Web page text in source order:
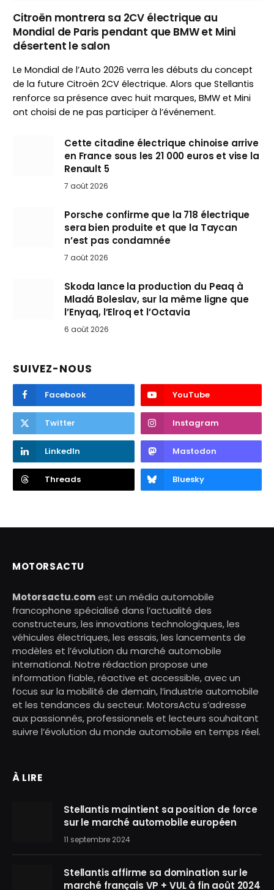
Citroën montrera sa 2CV électrique au
Mondial de Paris pendant que BMW et Mini
désertent le salon
Le Mondial de l’Auto 2026 verra les débuts du concept
de la future Citroën 2CV électrique. Alors que Stellantis
renforce sa présence avec huit marques, BMW et Mini
ont choisi de ne pas participer à l’événement.
Cette citadine électrique chinoise arrive
en France sous les 21 000 euros et vise la
Renault 5
7 août 2026
Porsche confirme que la 718 électrique
sera bien produite et que la Taycan
n’est pas condamnée
7 août 2026
Skoda lance la production du Peaq à
Mladá Boleslav, sur la même ligne que
l’Enyaq, l’Elroq et l’Octavia
6 août 2026
SUIVEZ-NOUS
Facebook YouTube
Twitter Instagram
LinkedIn Mastodon
Threads Bluesky
MOTORSACTU
Motorsactu.comest un média automobile
francophone spécialisé dans l’actualité des
constructeurs, les innovations technologiques, les
véhicules électriques, les essais, les lancements de
modèles et l’évolution du marché automobile
international. Notre rédaction propose une
information fiable, réactive et accessible, avec un
focus sur la mobilité de demain, l’industrie automobile
et les tendances du secteur. MotorsActu s’adresse
aux passionnés, professionnels et lecteurs souhaitant
suivre l’évolution du monde automobile en temps réel.
À LIRE
Stellantis maintient sa position de force
sur le marché automobile européen
11 septembre 2024
Stellantis affirme sa domination sur le
marché français VP + VUL à fin août 2024